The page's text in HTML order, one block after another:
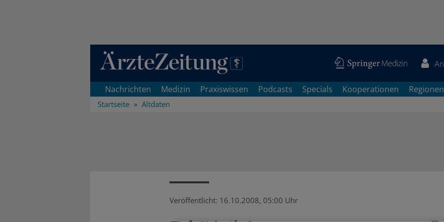
Direkt zum Inhaltsbereich
Nachrichten Medizin Praxiswissen Podcasts Specials Kooperationen Regionen
Startseite Altdaten
Veröffentlicht: 16.10.2008, 05:00 Uhr